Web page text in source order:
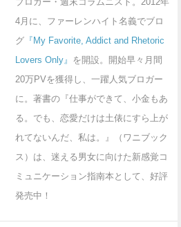
4月に、ファーレンハイト名義でブロ
グ 『My Favorite, Addict and Rhetoric
Lovers Only』 を開設。開始早々月間
20万PVを獲得し、一躍人気ブロガー
に。著書の『仕事ができて、小金もあ
る。でも、恋愛だけは土俵にすら上が
れてないんだ、私は。』（ワニブック
ス）は、迷える男女に向けた新感覚コ
ミュニケーション指南本として、好評
発売中！